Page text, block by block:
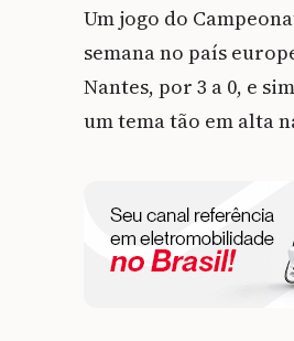
Um jogo do
semana no país
Nantes, por 3 a 0, e
um tema tão em alta